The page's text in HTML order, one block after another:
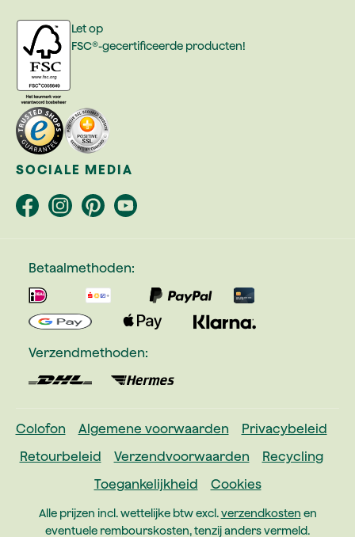
Let op
FSC®-gecertificeerde producten!
SOCIALE MEDIA
Betaalmethoden:
Verzendmethoden:
Colofon Algemene voorwaarden
Privacybeleid
Retourbeleid
Verzendvoorwaarden
Recycling
Toegankelijkheid
Cookies
Alle prijzen incl. wettelijke btw excl.verzendkosten en
eventuele rembourskosten, tenzij anders vermeld.